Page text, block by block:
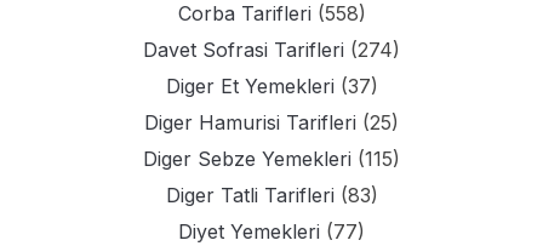
Corba Tarifleri (558)
Davet Sofrasi Tarifleri (274)
Diger Et Yemekleri (37)
Diger Hamurisi Tarifleri (25)
Diger Sebze Yemekleri (115)
Diger Tatli Tarifleri (83)
Diyet Yemekleri (77)